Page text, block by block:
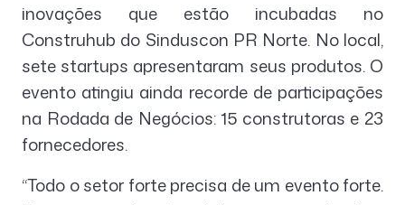
inovações que estão incubadas no
Construhub do Sinduscon PR Norte. No local,
sete startups apresentaram seus produtos. O
evento atingiu ainda recorde de participações
na Rodada de Negócios: 15 construtoras e 23
fornecedores.
“Todo o setor forte precisa de um evento forte.